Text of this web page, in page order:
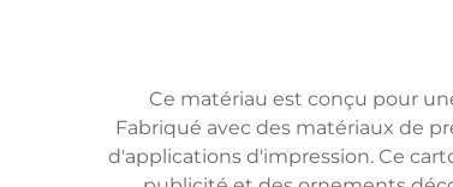
Ce matériau est conçu pour
Fabriqué avec des matériaux de
d'applications d'impression. Ce